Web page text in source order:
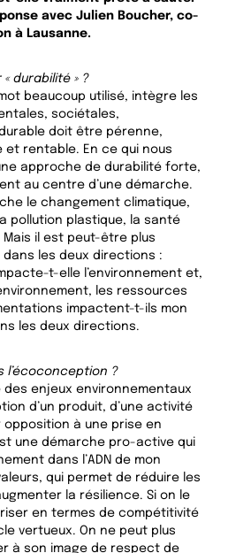
avec Julien Boucher, co-
à Lausanne.
durabilité » ?
beaucoup utilisé, intègre les
sociétales,
doit être pérenne,
rentable. En ce qui nous
approche de durabilité forte,
au centre d’une démarche.
le changement climatique,
pollution plastique, la santé
Mais il est peut-être plus
les deux directions :
t-elle l’environnement et,
les ressources
impactent-t-ils mon
les deux directions.
l’écoconception ?
des enjeux environnementaux
d’un produit, d’une activité
opposition à une prise en
une démarche pro-active qui
dans l’ADN de mon
qui permet de réduire les
la résilience. Si on le
en termes de compétitivité
vertueux. On ne peut plus
à son image de respect de